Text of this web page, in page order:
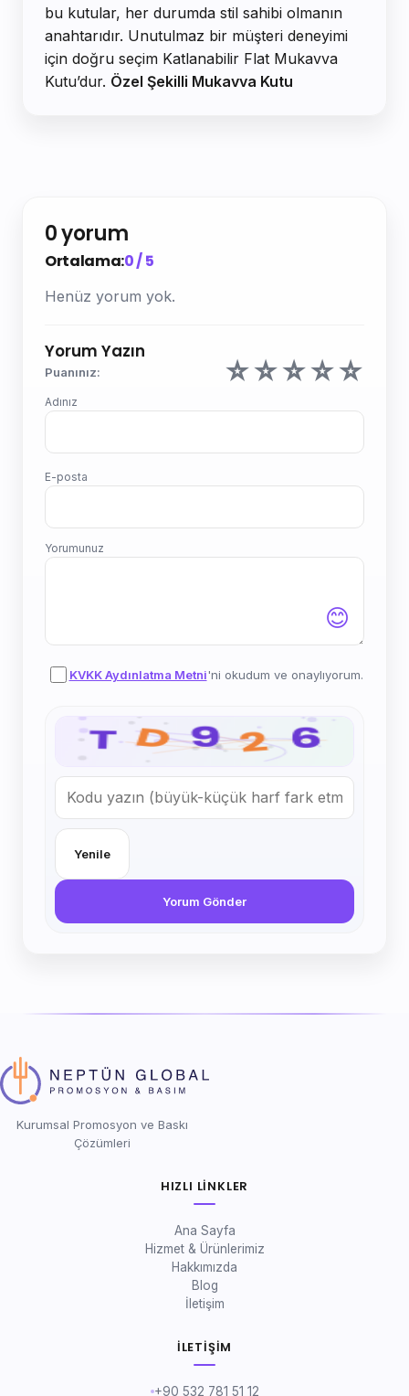
bu kutular, her durumda stil sahibi olmanın
anahtarıdır. Unutulmaz bir müşteri deneyimi
için doğru seçim Katlanabilir Flat Mukavva
Kutu’dur. Özel Şekilli Mukavva Kutu
0 yorum
Ortalama:0 / 5
Henüz yorum yok.
Yorum Yazın
Puanınız: ☆☆☆☆☆
Adınız
E-posta
Yorumunuz
😊
KVKK Aydınlatma Metni'ni okudum ve onaylıyorum.
Yenile
Yorum Gönder
Kurumsal Promosyon ve Baskı
Çözümleri
HIZLI LINKLER
Ana Sayfa
Hizmet & Ürünlerimiz
Hakkımızda
Blog
İletişim
İLETIŞIM
+90 532 781 51 12